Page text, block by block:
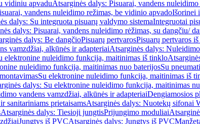
vidiniu apvaduAtsarginės dalys: Pisuarai, vandens
vandens nuleidimo režimas, be vidinio apvadoIšorinei
dalys: Su integruota pisuarų valdymo sistemaIntegruotai
dalys: Pisuarai, vandens nuleidimo rėžimas, su dangčiu/
dalys: Be dangčioPisuarų pertvarosPisuarų pertvaros
vamzdžiai, alkūnės ir adapteriaiAtsarginės dalys:
elektronine nuleidimo funkcija, maitinimas iš tinklo
nuleidimo funkcija, maitinimas nuo baterijosSu
Su elektronine nuleidimo funkcija, maitinimas iš
dalys: Su elektronine nuleidimo funkcija, maitinimas
vandens vamzdžiai, alkūnės ir adapteriaiDengiamosios
sanitariniams prietaisamsAtsarginės dalys: Nuotekų sifonai
Atsarginės dalys: Tiesioji jungtisPrijungimo moduliai
Jungtys iš PVCAtsarginės dalys: Jungtys iš PVC